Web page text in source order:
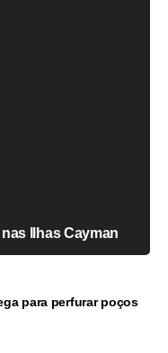
Ilhas Cayman
para perfurar poços